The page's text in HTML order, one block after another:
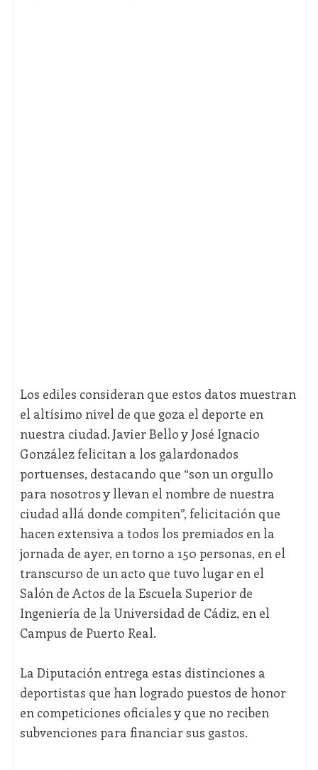
Los ediles consideran que estos datos muestran
el altísimo nivel de que goza el deporte en
nuestra ciudad. Javier Bello y José Ignacio
González felicitan a los galardonados
portuenses, destacando que “son un orgullo
para nosotros y llevan el nombre de nuestra
ciudad allá donde compiten”, felicitación que
hacen extensiva a todos los premiados en la
jornada de ayer, en torno a 150 personas, en el
transcurso de un acto que tuvo lugar en el
Salón de Actos de la Escuela Superior de
Ingeniería de la Universidad de Cádiz, en el
Campus de Puerto Real.
La Diputación entrega estas distinciones a
deportistas que han logrado puestos de honor
en competiciones oficiales y que no reciben
subvenciones para financiar sus gastos.